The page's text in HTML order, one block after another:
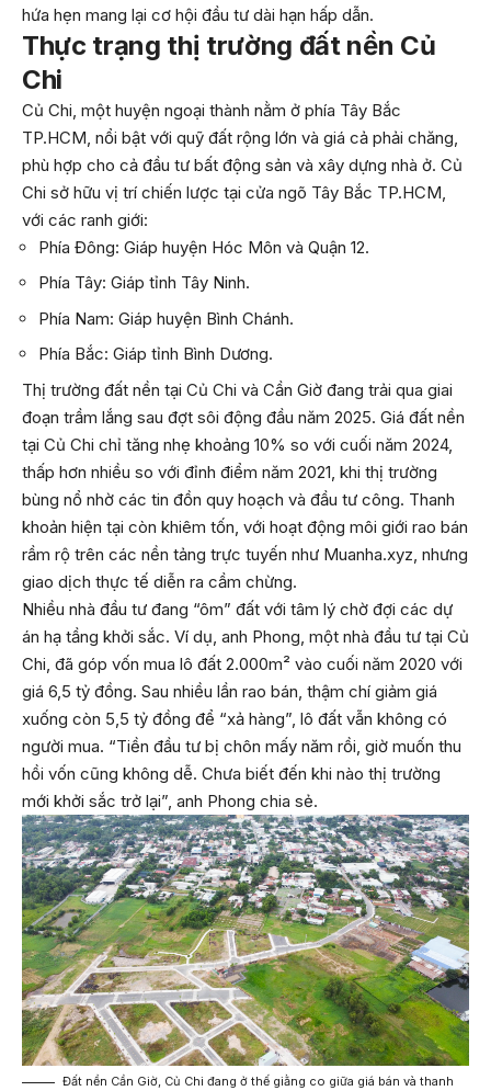
hứa hẹn mang lại cơ hội đầu tư dài hạn hấp dẫn.
Thực trạng thị trường đất nền Củ
Chi
Củ Chi, một huyện ngoại thành nằm ở phía Tây Bắc
TP.HCM, nổi bật với quỹ đất rộng lớn và giá cả phải chăng,
phù hợp cho cả đầu tư bất động sản và xây dựng nhà ở. Củ
Chi sở hữu vị trí chiến lược tại cửa ngõ Tây Bắc TP.HCM,
với các ranh giới:
Phía Đông: Giáp huyện Hóc Môn và Quận 12.
Phía Tây: Giáp tỉnh Tây Ninh.
Phía Nam: Giáp huyện Bình Chánh.
Phía Bắc: Giáp tỉnh Bình Dương.
Thị trường đất nền tại Củ Chi và Cần Giờ đang trải qua giai
đoạn trầm lắng sau đợt sôi động đầu năm 2025. Giá đất nền
tại Củ Chi chỉ tăng nhẹ khoảng 10% so với cuối năm 2024,
thấp hơn nhiều so với đỉnh điểm năm 2021, khi thị trường
bùng nổ nhờ các tin đồn quy hoạch và đầu tư công. Thanh
khoản hiện tại còn khiêm tốn, với hoạt động môi giới rao bán
rầm rộ trên các nền tảng trực tuyến như Muanha.xyz, nhưng
giao dịch thực tế diễn ra cầm chừng.
Nhiều nhà đầu tư đang “ôm” đất với tâm lý chờ đợi các dự
án hạ tầng khởi sắc. Ví dụ, anh Phong, một nhà đầu tư tại Củ
Chi, đã góp vốn mua lô đất 2.000m² vào cuối năm 2020 với
giá 6,5 tỷ đồng. Sau nhiều lần rao bán, thậm chí giảm giá
xuống còn 5,5 tỷ đồng để “xả hàng”, lô đất vẫn không có
người mua. “Tiền đầu tư bị chôn mấy năm rồi, giờ muốn thu
hồi vốn cũng không dễ. Chưa biết đến khi nào thị trường
mới khởi sắc trở lại”, anh Phong chia sẻ.
Đất nền Cần Giờ, Củ Chi đang ở thế giằng co giữa giá bán và thanh